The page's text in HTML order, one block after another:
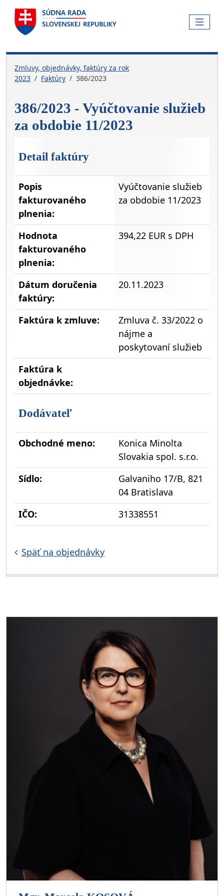
Skočiť na hlavnú navigáciu
Skočiť na obsah
Skočiť na bočnú lištu
Skočiť na pätičku
MENU
Zmluvy, objednávky, faktúry za rok
2023
Faktúry 386/2023
386/2023 - Vyúčtovanie služieb
za obdobie 11/2023
Detail faktúry
Popis
fakturovaného
plnenia:
Vyúčtovanie služieb
za obdobie 11/2023
Hodnota
fakturovaného
plnenia:
394,22 EUR s DPH
Dátum doručenia
faktúry:
20.11.2023
Faktúra k zmluve:
Zmluva č. 33/2022 o
nájme a
poskytovaní služieb
Faktúra k
objednávke:
Dodávateľ
Obchodné meno:
Konica Minolta
Slovakia spol. s.r.o.
Sídlo:
Galvaniho 17/B, 821
04 Bratislava
IČO:
31338551
Späť na objednávky